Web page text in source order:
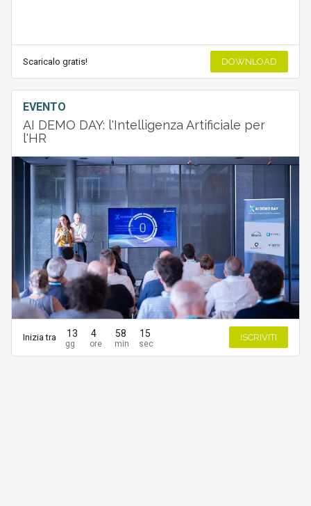
Scaricalo gratis! DOWNLOAD
EVENTO
AI DEMO DAY: l'Intelligenza Artificiale per
l'HR
Inizia tra 13 4 58 15 ISCRIVITI